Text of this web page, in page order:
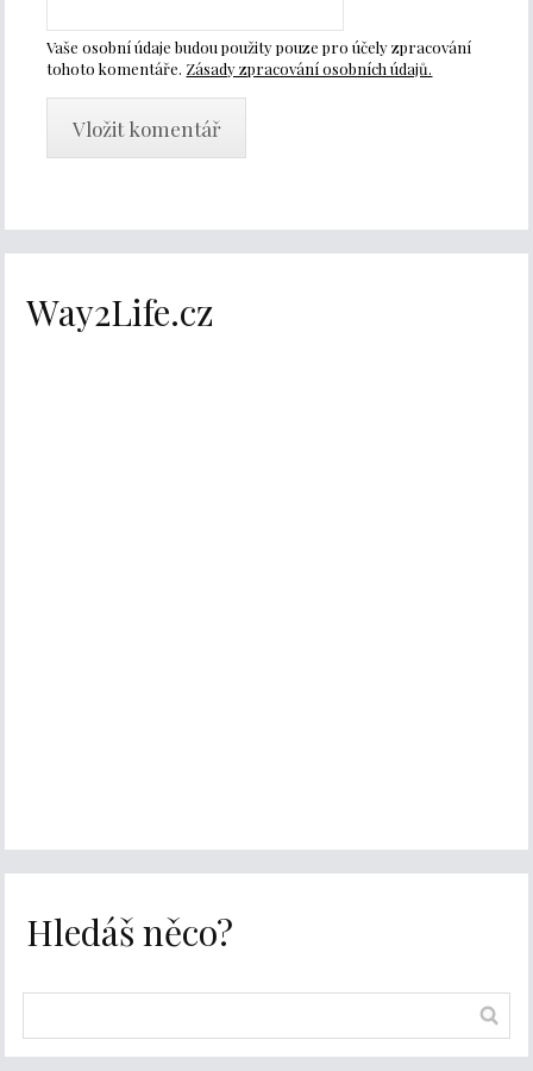
Vaše osobní údaje budou použity pouze pro účely zpracování
tohoto komentáře. Zásady zpracování osobních údajů.
Way2Life.cz
Hledáš něco?